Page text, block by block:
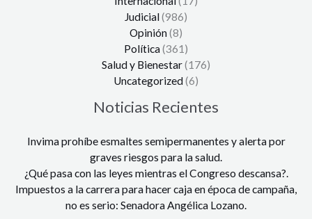
Judicial(986)
Opinión(8)
Política(361)
Salud y Bienestar(176)
Uncategorized(6)
Noticias Recientes
Invima prohíbe esmaltes semipermanentes y alerta por
graves riesgos para la salud.
¿Qué pasa con las leyes mientras el Congreso descansa?.
Impuestos a la carrera para hacer caja en época de campaña,
no es serio: Senadora Angélica Lozano.